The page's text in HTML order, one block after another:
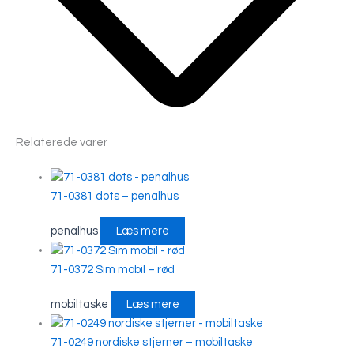
Relaterede varer
71-0381 dots – penalhus
penalhus Læs mere
71-0372 Sim mobil – rød
mobiltaske Læs mere
71-0249 nordiske stjerner – mobiltaske